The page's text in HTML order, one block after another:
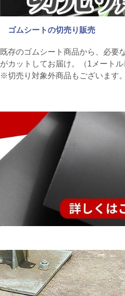
ゴムシートの切売り販売
既存のゴムシート商品から、必要
がカットしてお届け。（1メートル
※切売り対象外商品もございます。